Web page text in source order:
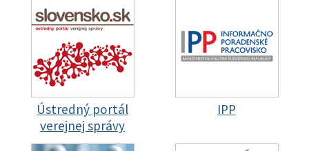
Ústredný portál
verejnej správy
IPP